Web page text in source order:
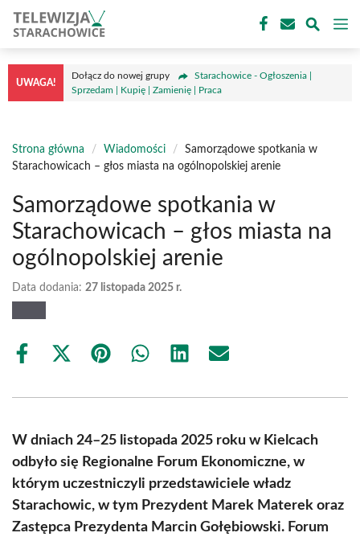
treści
UWAGA!
Dołącz do nowej grupy
Starachowice - Ogłoszenia |
Sprzedam | Kupię | Zamienię | Praca
Strona główna / Wiadomości /
Samorządowe spotkania w
Starachowicach – głos miasta na ogólnopolskiej arenie
Samorządowe spotkania w
Starachowicach – głos miasta na
ogólnopolskiej arenie
Data dodania: 27 listopada 2025 r.
Share
Share
(Twitter)
Share Share Share Share
W dniach 24–25 listopada 2025 roku w Kielcach
odbyło się Regionalne Forum Ekonomiczne, w
którym uczestniczyli przedstawiciele władz
Starachowic, w tym Prezydent Marek Materek oraz
Zastępca Prezydenta Marcin Gołębiowski. Forum